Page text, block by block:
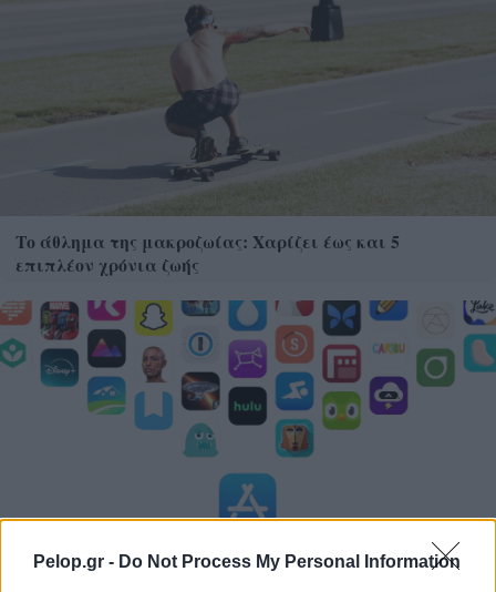
Pelop.gr - Do Not Process My Personal Information
Το άθλημα της μακροζωίας: Χαρίζει έως και 5
επιπλέον χρόνια ζωής